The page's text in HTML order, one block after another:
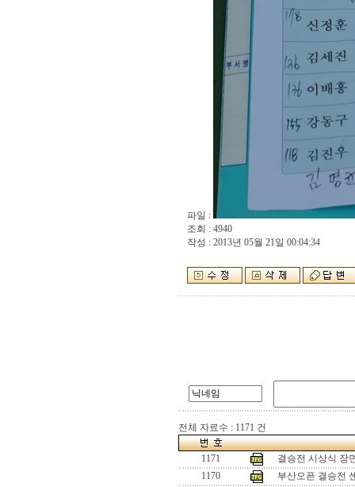
파일 :
조회 : 4940
작성 : 2013년 05월 21일 00:04:34
전체 자료수 : 1171 건
1171
결승전 시상식 장
1170
부산오픈 결승전